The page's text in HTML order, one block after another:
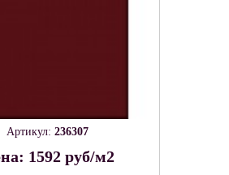
Артикул: 236307
1592 руб/м2